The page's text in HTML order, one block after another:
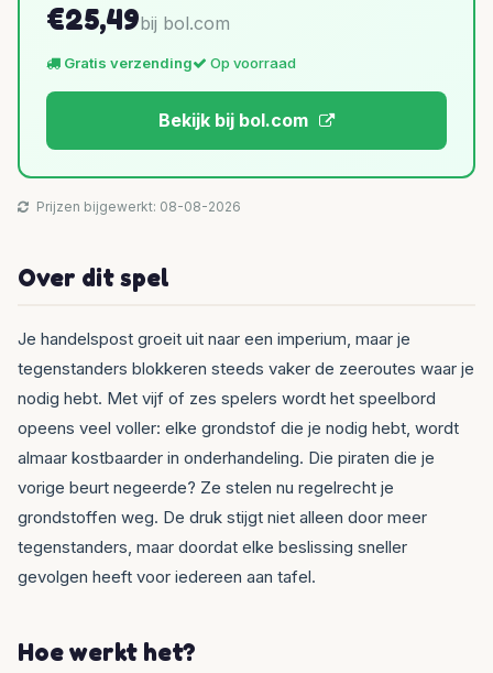
€25,49bij bol.com
Gratis verzending Op voorraad
Bekijk bij bol.com
Prijzen bijgewerkt: 08-08-2026
Over dit spel
Je handelspost groeit uit naar een imperium, maar je
tegenstanders blokkeren steeds vaker de zeeroutes waar je
nodig hebt. Met vijf of zes spelers wordt het speelbord
opeens veel voller: elke grondstof die je nodig hebt, wordt
almaar kostbaarder in onderhandeling. Die piraten die je
vorige beurt negeerde? Ze stelen nu regelrecht je
grondstoffen weg. De druk stijgt niet alleen door meer
tegenstanders, maar doordat elke beslissing sneller
gevolgen heeft voor iedereen aan tafel.
Hoe werkt het?